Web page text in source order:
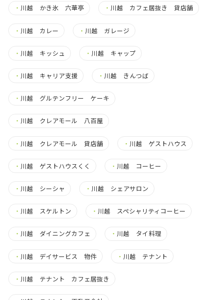
・ 川越 かき氷 六華亭 ・ 川越 カフェ居抜き 貸店舗
・ 川越 カレー ・ 川越 ガレージ
・ 川越 キッシュ ・ 川越 キャップ
・ 川越 キャリア支援 ・ 川越 きんつば
・ 川越 グルテンフリー ケーキ
・ 川越 クレアモール 八百屋
・ 川越 クレアモール 貸店舗 ・ 川越 ゲストハウス
・ 川越 ゲストハウスくく ・ 川越 コーヒー
・ 川越 シーシャ ・ 川越 シェアサロン
・ 川越 スケルトン ・ 川越 スペシャリティコーヒー
・ 川越 ダイニングカフェ ・ 川越 タイ料理
・ 川越 デイサービス 物件 ・ 川越 テナント
・ 川越 テナント カフェ居抜き